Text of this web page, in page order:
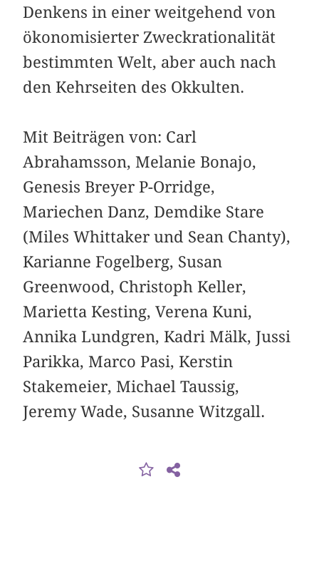
Denkens in einer weitgehend von
ökonomisierter Zweckrationalität
bestimmten Welt, aber auch nach
den Kehr­seiten des Okkulten.
Mit Beiträgen von: Carl
Abrahamsson, Melanie Bonajo,
Genesis Breyer P-Orridge,
Mariechen Danz, Demdike Stare
(Miles Whittaker und Sean Chanty),
Karianne Fogelberg, Susan
Greenwood, Christoph Keller,
Marietta Kesting, Verena Kuni,
Annika Lundgren, Kadri Mälk, Jussi
Parikka, Marco Pasi, Kerstin
Stakemeier, Michael Taussig,
Jeremy Wade, Susanne Witzgall.